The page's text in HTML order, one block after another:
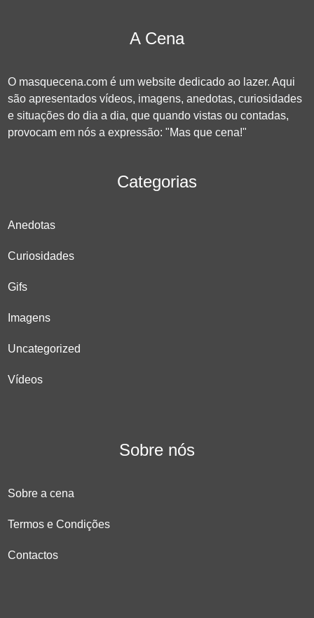
A Cena
O masquecena.com é um website dedicado ao lazer. Aqui
são apresentados vídeos, imagens, anedotas, curiosidades
e situações do dia a dia, que quando vistas ou contadas,
provocam em nós a expressão: "Mas que cena!"
Categorias
Anedotas
Curiosidades
Gifs
Imagens
Uncategorized
Vídeos
Sobre nós
Sobre a cena
Termos e Condições
Contactos